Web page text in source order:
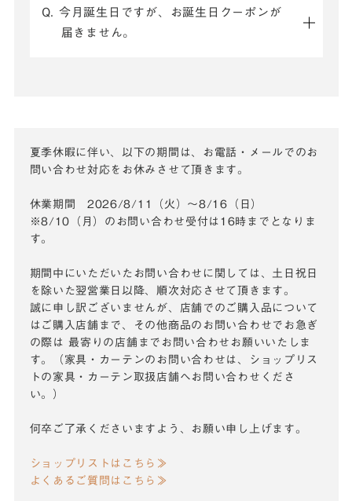
Q. 今月誕生日ですが、お誕生日クーポンが
届きません。
夏季休暇に伴い、以下の期間は、お電話・メールでのお
問い合わせ対応をお休みさせて頂きます。
休業期間 2026/8/11（火）～8/16（日）
※8/10（月）のお問い合わせ受付は16時までとなりま
す。
期間中にいただいたお問い合わせに関しては、土日祝日
を除いた翌営業日以降、順次対応させて頂きます。
誠に申し訳ございませんが、店舗でのご購入品について
はご購入店舗まで、その他商品のお問い合わせでお急ぎ
の際は 最寄りの店舗までお問い合わせお願いいたしま
す。（家具・カーテンのお問い合わせは、ショップリス
トの家具・カーテン取扱店舗へお問い合わせくださ
い。）
何卒ご了承くださいますよう、お願い申し上げます。
ショップリストはこちら≫
よくあるご質問はこちら≫